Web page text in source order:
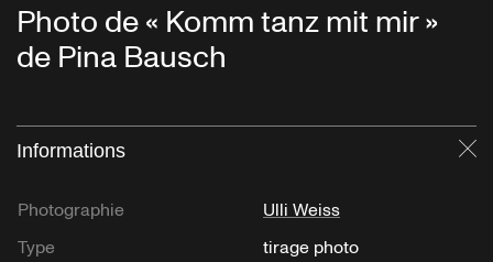
Photo de « Komm tanz mit mir »
de Pina Bausch
Informations
Photographie
Ulli Weiss
Type
tirage photo